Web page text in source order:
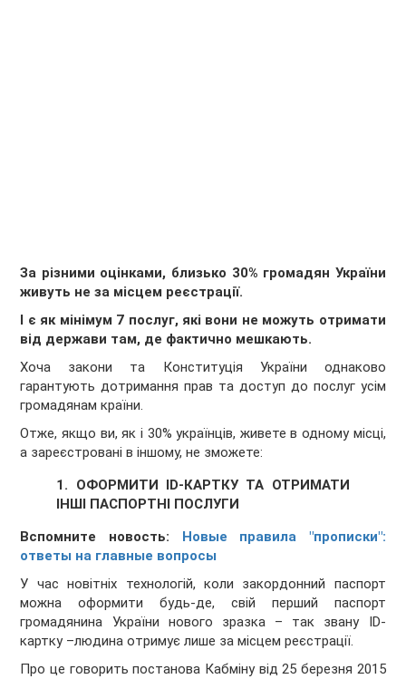
За різними оцінками, близько 30% громадян України
живуть не за місцем реєстрації.
І є як мінімум 7 послуг, які вони не можуть отримати
від держави там, де фактично мешкають.
Хоча закони та Конституція України однаково
гарантують дотримання прав та доступ до послуг усім
громадянам країни.
Отже, якщо ви, як і 30% українців, живете в одному місці,
а зареєстровані в іншому, не зможете:
1. ОФОРМИТИ ID-КАРТКУ ТА ОТРИМАТИ
ІНШІ ПАСПОРТНІ ПОСЛУГИ
Вспомните новость: Новые правила "прописки":
ответы на главные вопросы
У час новітніх технологій, коли закордонний паспорт
можна оформити будь-де, свій перший паспорт
громадянина України нового зразка – так звану ID-
картку –людина отримує лише за місцем реєстрації.
Про це говорить постанова Кабміну від 25 березня 2015